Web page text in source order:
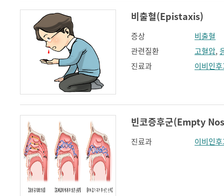
비출혈(Epistaxis)
증상
비출혈
관련질환
고혈압,
진료과
이비인
빈코증후군(Empty
진료과 이비인